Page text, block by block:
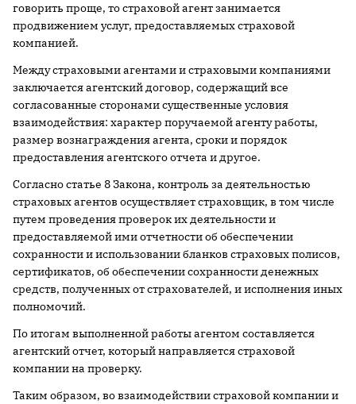
говорить проще, то страховой агент занимается
продвижением услуг, предоставляемых страховой
компанией.
Между страховыми агентами и страховыми компаниями
заключается агентский договор, содержащий все
согласованные сторонами существенные условия
взаимодействия: характер поручаемой агенту работы,
размер вознаграждения агента, сроки и порядок
предоставления агентского отчета и другое.
Согласно статье 8 Закона, контроль за деятельностью
страховых агентов осуществляет страховщик, в том числе
путем проведения проверок их деятельности и
предоставляемой ими отчетности об обеспечении
сохранности и использовании бланков страховых полисов,
сертификатов, об обеспечении сохранности денежных
средств, полученных от страхователей, и исполнения иных
полномочий.
По итогам выполненной работы агентом составляется
агентский отчет, который направляется страховой
компании на проверку.
Таким образом, во взаимодействии страховой компании и